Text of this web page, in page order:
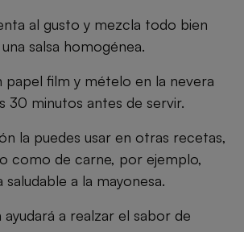
al gusto y mezcla todo bien
salsa homogénea.
film y mételo en la nevera
30 minutos antes de servir.
la puedes usar en otras recetas,
como de carne, por ejemplo,
a la mayonesa.
ayudará a realzar el sabor de